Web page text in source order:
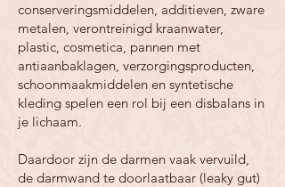
conserveringsmiddelen, additieven, zware
metalen, verontreinigd kraanwater,
plastic, cosmetica, pannen met
antiaanbaklagen, verzorgingsproducten,
schoonmaakmiddelen en syntetische
kleding spelen een rol bij een disbalans in
je lichaam.
Daardoor zijn de darmen vaak vervuild,
de darmwand te doorlaatbaar (leaky gut)